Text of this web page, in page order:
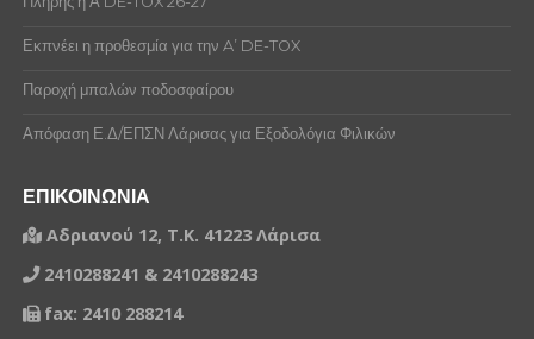
Εκπνέει η προθεσμία για την A’ DE-TOX
Παροχή μπαλών ποδοσφαίρου
Απόφαση Ε.Δ/ΕΠΣΝ Λάρισας για Εξοδολόγια Φιλικών
ΕΠΙΚΟΙΝΩΝΙΑ
Αδριανού 12, Τ.Κ. 41223 Λάρισα
2410288241 & 2410288243
fax: 2410 288214